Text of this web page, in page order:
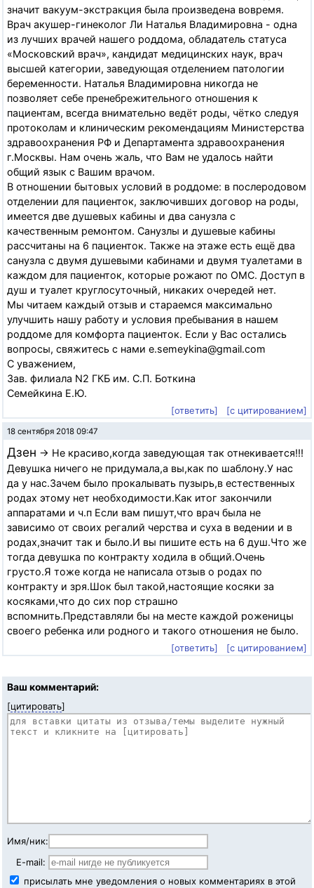
значит вакуум-экстракция была произведена вовремя.
Врач акушер-гинеколог Ли Наталья Владимировна - одна
из лучших врачей нашего роддома, обладатель статуса
«Московский врач», кандидат медицинских наук, врач
высшей категории, заведующая отделением патологии
беременности. Наталья Владимировна никогда не
позволяет себе пренебрежительного отношения к
пациентам, всегда внимательно ведёт роды, чётко следуя
протоколам и клиническим рекомендациям Министерства
здравоохранения РФ и Департамента здравоохранения
г.Москвы. Нам очень жаль, что Вам не удалось найти
общий язык с Вашим врачом.
В отношении бытовых условий в роддоме: в послеродовом
отделении для пациенток, заключивших договор на роды,
имеется две душевых кабины и два санузла с
качественным ремонтом. Санузлы и душевые кабины
рассчитаны на 6 пациенток. Также на этаже есть ещё два
санузла с двумя душевыми кабинами и двумя туалетами в
каждом для пациенток, которые рожают по ОМС. Доступ в
душ и туалет круглосуточный, никаких очередей нет.
Мы читаем каждый отзыв и стараемся максимально
улучшить нашу работу и условия пребывания в нашем
роддоме для комфорта пациенток. Если у Вас остались
вопросы, свяжитесь с нами e.semeykina@gmail.com
С уважением,
Зав. филиала N2 ГКБ им. С.П. Боткина
Семейкина Е.Ю.
[ответить] [с цитированием]
18 сентября 2018 09:47
Дзен → Не красиво,когда заведующая так отнекивается!!!
Девушка ничего не придумала,а вы,как по шаблону.У нас
да у нас.Зачем было прокалывать пузырь,в естественных
родах этому нет необходимости.Как итог закончили
аппаратами и ч.п Если вам пишут,что врач была не
зависимо от своих регалий черства и суха в ведении и в
родах,значит так и было.И вы пишите есть на 6 душ.Что же
тогда девушка по контракту ходила в общий.Очень
грусто.Я тоже когда не написала отзыв о родах по
контракту и зря.Шок был такой,настоящие косяки за
косяками,что до сих пор страшно
вспомнить.Представляли бы на месте каждой роженицы
своего ребенка или родного и такого отношения не было.
[ответить] [с цитированием]
Ваш комментарий:
[цитировать]
Имя/ник:
E-mail:
присылать мне уведомления о новых комментариях в этой